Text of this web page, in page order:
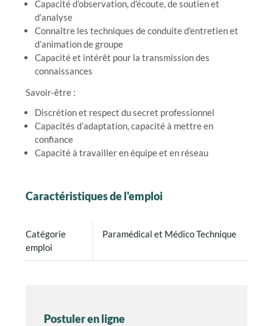
Capacité d’observation, d’écoute, de soutien et
d’analyse
Connaître les techniques de conduite d’entretien et
d’animation de groupe
Capacité et intérêt pour la transmission des
connaissances
Savoir-être :
Discrétion et respect du secret professionnel
Capacités d’adaptation, capacité à mettre en
confiance
Capacité à travailler en équipe et en réseau
Caractéristiques de l'emploi
Catégorie
emploi
Paramédical et Médico Technique
Postuler en ligne